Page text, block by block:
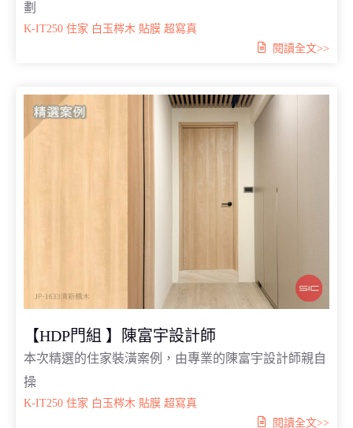
劃
K-IT250 住家 白玉梣木 貼膜 超寫真
閱讀全文>>
【HDP門組 】陳富宇設計師
本次精選的住家裝潢案例，由專業的陳富宇設計師親自
操
K-IT250 住家 白玉梣木 貼膜 超寫真
閱讀全文>>